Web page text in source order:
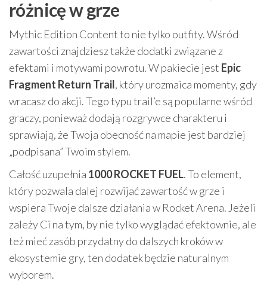
różnicę w grze
Mythic Edition Content to nie tylko outfity. Wśród
zawartości znajdziesz także dodatki związane z
efektami i motywami powrotu. W pakiecie jest Epic
Fragment Return Trail, który urozmaica momenty, gdy
wracasz do akcji. Tego typu trail’e są popularne wśród
graczy, ponieważ dodają rozgrywce charakteru i
sprawiają, że Twoja obecność na mapie jest bardziej
„podpisana” Twoim stylem.
Całość uzupełnia 1000 ROCKET FUEL. To element,
który pozwala dalej rozwijać zawartość w grze i
wspiera Twoje dalsze działania w Rocket Arena. Jeżeli
zależy Ci na tym, by nie tylko wyglądać efektownie, ale
też mieć zasób przydatny do dalszych kroków w
ekosystemie gry, ten dodatek będzie naturalnym
wyborem.